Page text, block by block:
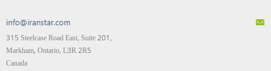
315 Steelcase Road East, Suite 201,
Markham, Ontario, L3R 2R5
Canada